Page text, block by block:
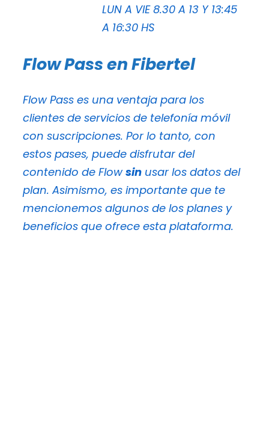
LUN A VIE 8.30 A 13 Y 13:45
A 16:30 HS
Flow Pass en Fibertel
Flow Pass es una ventaja para los
clientes de servicios de telefonía móvil
con suscripciones. Por lo tanto, con
estos pases, puede disfrutar del
contenido de Flowsin usar los datos del
plan. Asimismo, es importante que te
mencionemos algunos de los planes y
beneficios que ofrece esta plataforma.